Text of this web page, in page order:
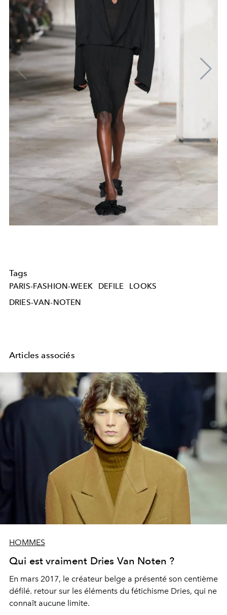
Tags
PARIS-FASHION-WEEK DEFILE
LOOKS
DRIES-VAN-NOTEN
Articles associés
HOMMES
Qui est vraiment Dries Van Noten ?
En mars 2017, le créateur belge a présenté son centième
défilé. retour sur les éléments du fétichisme Dries, qui ne
connaît aucune limite.